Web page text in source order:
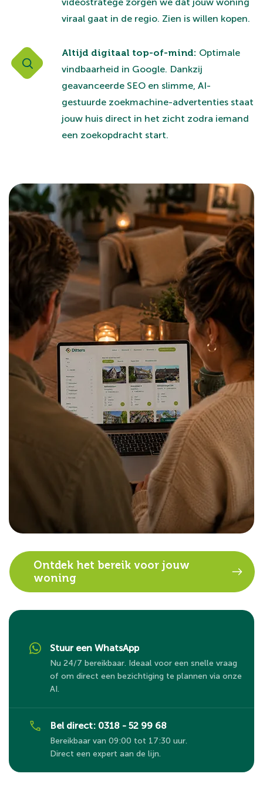
viraal gaat in de regio. Zien is willen kopen.
Altijd digitaal top-of-mind: Optimale
vindbaarheid in Google. Dankzij
geavanceerde SEO en slimme, AI-
gestuurde zoekmachine-advertenties staat
jouw huis direct in het zicht zodra iemand
een zoekopdracht start.
Ontdek het bereik voor jouw
woning
Stuur een WhatsApp
Nu 24/7 bereikbaar. Ideaal voor een snelle vraag
of om direct een bezichtiging te plannen via onze
AI.
Bel direct: 0318 - 52 99 68
Bereikbaar van 09:00 tot 17:30 uur.
Direct een expert aan de lijn.